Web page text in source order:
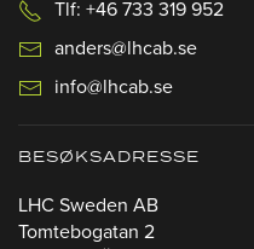
Tlf: +46 733 319 952
anders@lhcab.se
info@lhcab.se
BESØKSADRESSE
LHC Sweden AB
Tomtebogatan 2